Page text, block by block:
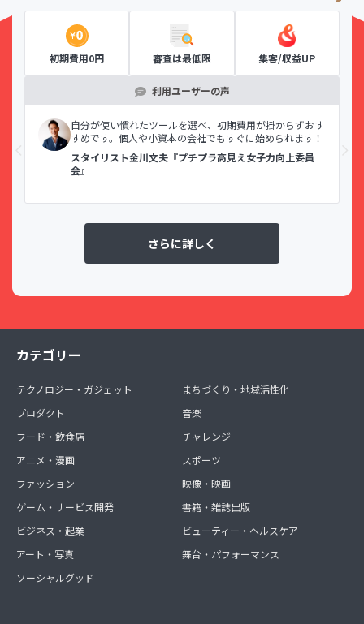
初期費用0円 審査は最低限 集客/収益UP
利用ユーザーの声
自分が使い慣れたツールを選べ、初期費用が掛からずおす
すめです。個人や小資本の会社でもすぐに始められます！
スタイリスト金川文夫『プチプラ高見え女子力向上委員
会』
さらに詳しく
カテゴリー
テクノロジー・ガジェット
プロダクト
フード・飲食店
アニメ・漫画
ファッション
ゲーム・サービス開発
ビジネス・起業
アート・写真
ソーシャルグッド
まちづくり・地域活性化
音楽
チャレンジ
スポーツ
映像・映画
書籍・雑誌出版
ビューティー・ヘルスケア
舞台・パフォーマンス